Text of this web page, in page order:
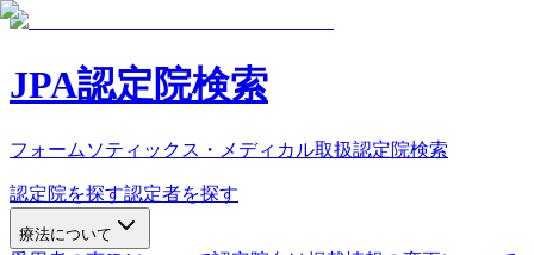
JPA認定院検索
フォームソティックス・メディカル取扱認定院検索
認定院を探す認定者を探す
療法について